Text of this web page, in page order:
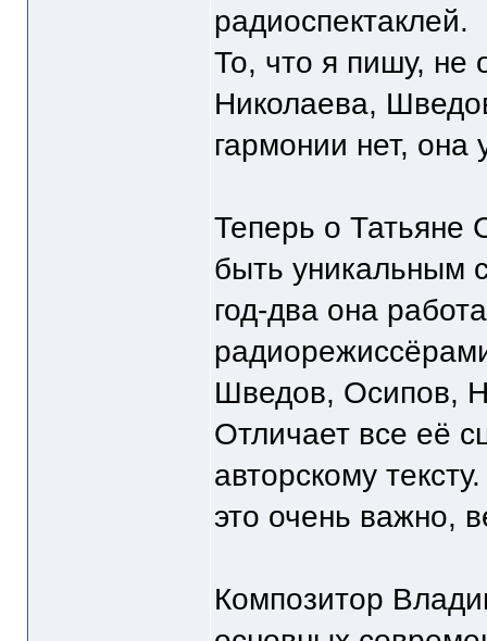
радиоспектаклей.
То, что я пишу, не
Николаева,
гармонии нет,
Теперь о Татьяне
быть уникальным
год-два она
Шведов, Осипов,
Отличает все её
авторскому
это очень важно,
Композитор